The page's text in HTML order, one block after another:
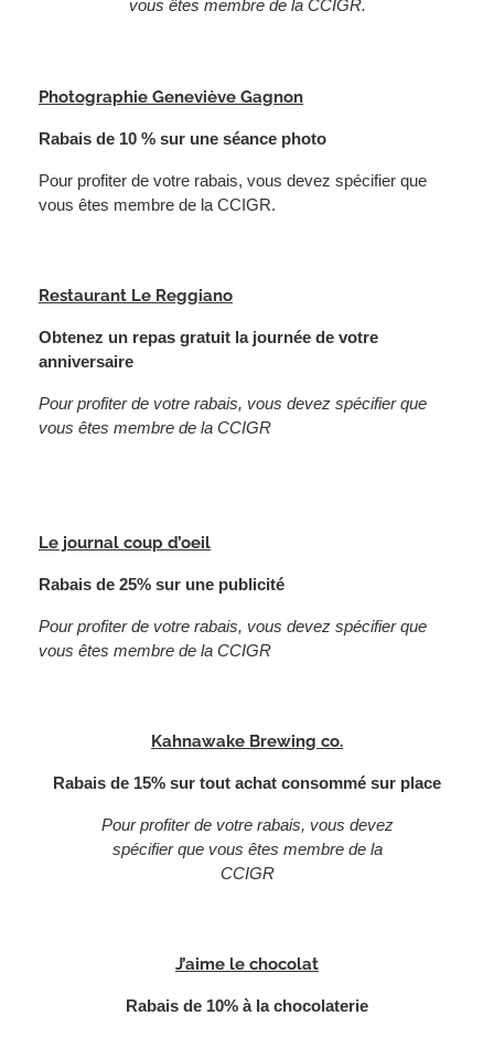
vous êtes membre de la CCIGR.
Photographie Geneviève Gagnon
Rabais de 10 % sur une séance photo
Pour profiter de votre rabais, vous devez spécifier que
vous êtes membre de la CCIGR.
Restaurant Le Reggiano
Obtenez un repas gratuit la journée de votre
anniversaire
Pour profiter de votre rabais, vous devez spécifier que
vous êtes membre de la CCIGR
Le journal coup d’oeil
Rabais de 25% sur une publicité
Pour profiter de votre rabais, vous devez spécifier que
vous êtes membre de la CCIGR
Kahnawake Brewing co.
Rabais de 15% sur tout achat consommé sur place
Pour profiter de votre rabais, vous devez
spécifier que vous êtes membre de la
CCIGR
J’aime le chocolat
Rabais de 10% à la chocolaterie